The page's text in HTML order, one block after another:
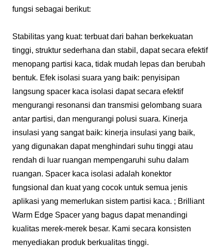
fungsi sebagai berikut:
Stabilitas yang kuat: terbuat dari bahan berkekuatan
tinggi, struktur sederhana dan stabil, dapat secara efektif
menopang partisi kaca, tidak mudah lepas dan berubah
bentuk. Efek isolasi suara yang baik: penyisipan
langsung spacer kaca isolasi dapat secara efektif
mengurangi resonansi dan transmisi gelombang suara
antar partisi, dan mengurangi polusi suara. Kinerja
insulasi yang sangat baik: kinerja insulasi yang baik,
yang digunakan dapat menghindari suhu tinggi atau
rendah di luar ruangan mempengaruhi suhu dalam
ruangan. Spacer kaca isolasi adalah konektor
fungsional dan kuat yang cocok untuk semua jenis
aplikasi yang memerlukan sistem partisi kaca. ; Brilliant
Warm Edge Spacer yang bagus dapat menandingi
kualitas merek-merek besar. Kami secara konsisten
menyediakan produk berkualitas tinggi.